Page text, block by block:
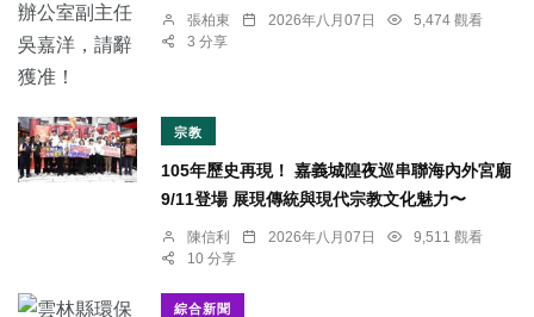
張柏東 2026年八月07日
5,474 觀看
3 分享
宗教
105年歷史再現！ 嘉義城隍夜巡串聯海內外宮廟
9/11登場 展現傳統與現代宗教文化魅力〜
陳信利 2026年八月07日
9,511 觀看
10 分享
綜合新聞